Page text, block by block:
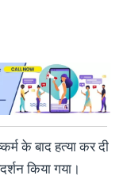
के बाद हत्या कर दी
क‍िया गया।